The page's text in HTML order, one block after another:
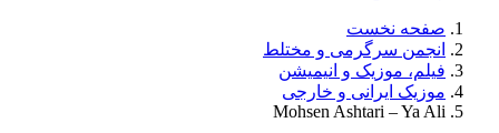
صفحه نخست
انجمن سرگرمی و مختلط
فیلم، موزیک و انیمیشن
موزیک ایرانی و خارجی
Mohsen Ashtari – Ya Ali